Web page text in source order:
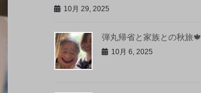
10月 29, 2025
弾丸帰省と家族との秋旅🍁
10月 6, 2025